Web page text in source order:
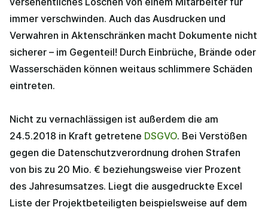
immer verschwinden. Auch das Ausdrucken und
Verwahren in Aktenschränken macht Dokumente nicht
sicherer – im Gegenteil! Durch Einbrüche, Brände oder
Wasserschäden können weitaus schlimmere Schäden
eintreten.
Nicht zu vernachlässigen ist außerdem die am
24.5.2018 in Kraft getretene DSGVO. Bei Verstößen
gegen die Datenschutzverordnung drohen Strafen
von bis zu 20 Mio. € beziehungsweise vier Prozent
des Jahresumsatzes. Liegt die ausgedruckte Excel
Liste der Projektbeteiligten beispielsweise auf dem